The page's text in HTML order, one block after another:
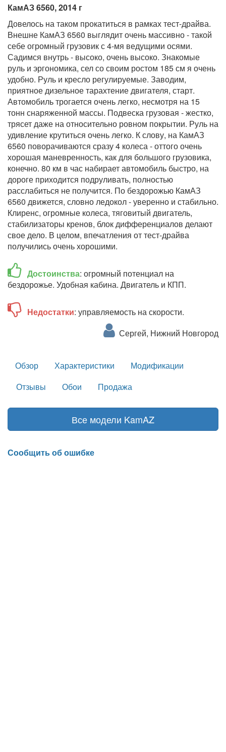
КамАЗ 6560, 2014 г
Довелось на таком прокатиться в рамках тест-драйва.
Внешне КамАЗ 6560 выглядит очень массивно - такой
себе огромный грузовик с 4-мя ведущими осями.
Садимся внутрь - высоко, очень высоко. Знакомые
руль и эргономика, сел со своим ростом 185 см я очень
удобно. Руль и кресло регулируемые. Заводим,
приятное дизельное тарахтение двигателя, старт.
Автомобиль трогается очень легко, несмотря на 15
тонн снаряженной массы. Подвеска грузовая - жестко,
трясет даже на относительно ровном покрытии. Руль на
удивление крутиться очень легко. К слову, на КамАЗ
6560 поворачиваются сразу 4 колеса - оттого очень
хорошая маневренность, как для большого грузовика,
конечно. 80 км в час набирает автомобиль быстро, на
дороге приходится подруливать, полностью
расслабиться не получится. По бездорожью КамАЗ
6560 движется, словно ледокол - уверенно и стабильно.
Клиренс, огромные колеса, тяговитый двигатель,
стабилизаторы кренов, блок дифференциалов делают
свое дело. В целом, впечатления от тест-драйва
получились очень хорошими.
Достоинства: огромный потенциал на
бездорожье. Удобная кабина. Двигатель и КПП.
Недостатки: управляемость на скорости.
Сергей, Нижний Новгород
Обзор Характеристики
Модификации
Отзывы
Обои Продажа
Все модели KamAZ
Сообщить об ошибке